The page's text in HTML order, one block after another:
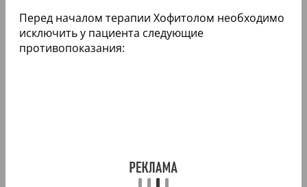
Перед началом терапии Хофитолом необходимо
исключить у пациента следующие
противопоказания: